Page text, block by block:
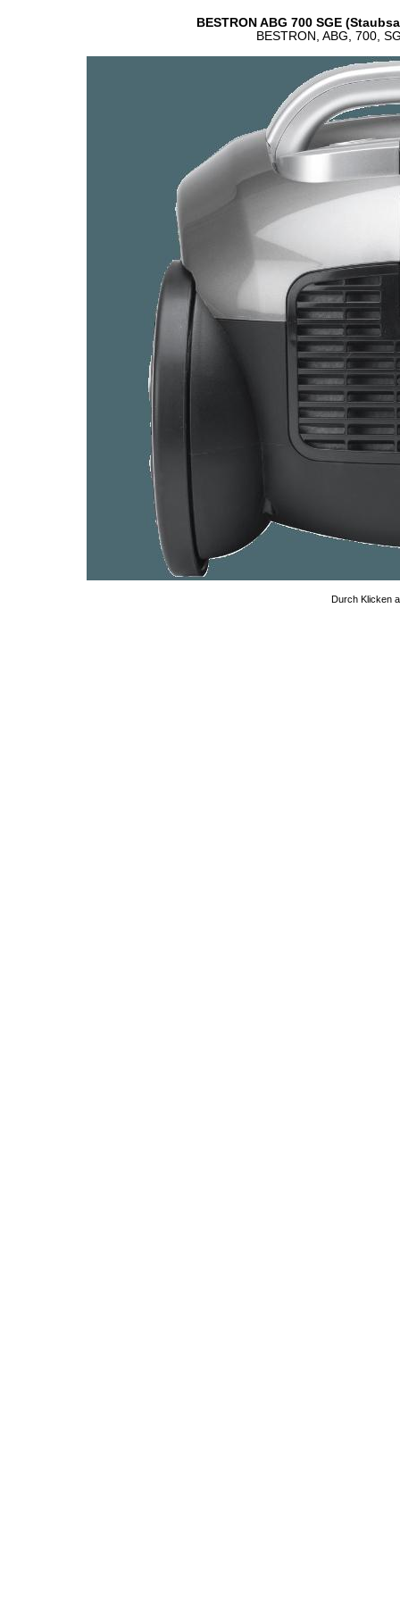
BESTRON ABG 700 SGE
BESTRON, ABG, 700,
Durch Klicken